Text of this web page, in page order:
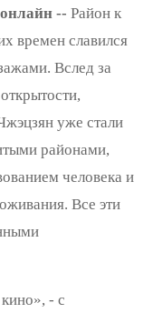
-- Район к
времен славился
Вслед за
уже стали
районами,
человека и
Все эти
- с